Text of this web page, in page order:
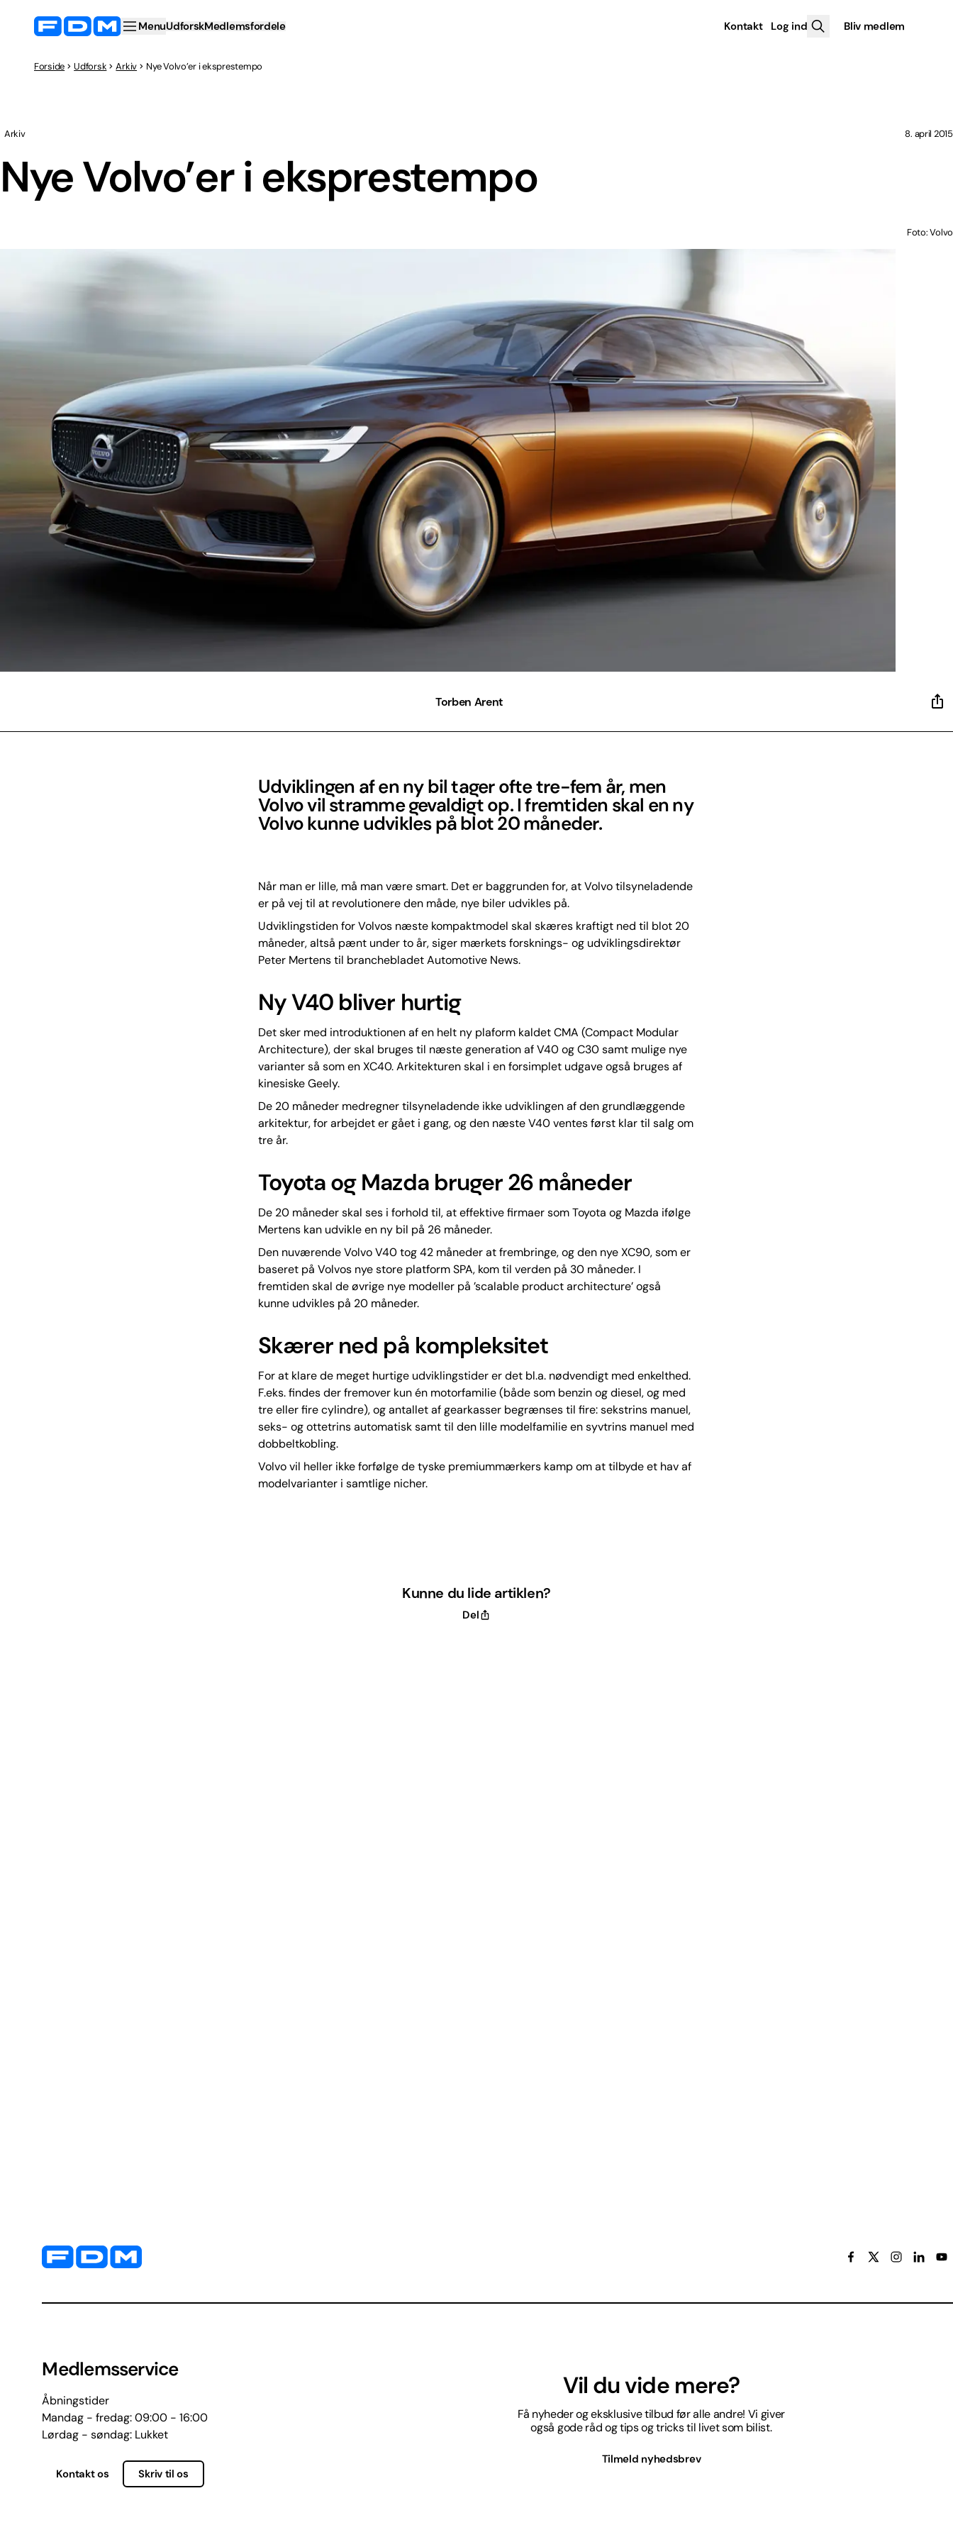
MenuUdforskMedlemsfordele Kontakt Log ind Bliv medlem
Forside Udforsk Arkiv Nye Volvo’er i eksprestempo
Nye Volvo’er i eksprestempo
Arkiv 8. april 2015
Foto: Volvo
Torben Arent
Udviklingen af en ny bil tager ofte tre-fem år, men
Volvo vil stramme gevaldigt op. I fremtiden skal en ny
Volvo kunne udvikles på blot 20 måneder.
Når man er lille, må man være smart. Det er baggrunden for, at Volvo tilsyneladende
er på vej til at revolutionere den måde, nye biler udvikles på.
Udviklingstiden for Volvos næste kompaktmodel skal skæres kraftigt ned til blot 20
måneder, altså pænt under to år, siger mærkets forsknings- og udviklingsdirektør
Peter Mertens til branchebladet Automotive News.
Ny V40 bliver hurtig
Det sker med introduktionen af en helt ny plaform kaldet CMA (Compact Modular
Architecture), der skal bruges til næste generation af V40 og C30 samt mulige nye
varianter så som en XC40. Arkitekturen skal i en forsimplet udgave også bruges af
kinesiske Geely.
De 20 måneder medregner tilsyneladende ikke udviklingen af den grundlæggende
arkitektur, for arbejdet er gået i gang, og den næste V40 ventes først klar til salg om
tre år.
Toyota og Mazda bruger 26 måneder
De 20 måneder skal ses i forhold til, at effektive firmaer som Toyota og Mazda ifølge
Mertens kan udvikle en ny bil på 26 måneder.
Den nuværende Volvo V40 tog 42 måneder at frembringe, og den nye XC90, som er
baseret på Volvos nye store platform SPA, kom til verden på 30 måneder. I
fremtiden skal de øvrige nye modeller på ’scalable product architecture’ også
kunne udvikles på 20 måneder.
Skærer ned på kompleksitet
For at klare de meget hurtige udviklingstider er det bl.a. nødvendigt med enkelthed.
F.eks. findes der fremover kun én motorfamilie (både som benzin og diesel, og med
tre eller fire cylindre), og antallet af gearkasser begrænses til fire: sekstrins manuel,
seks- og ottetrins automatisk samt til den lille modelfamilie en syvtrins manuel med
dobbeltkobling.
Volvo vil heller ikke forfølge de tyske premiummærkers kamp om at tilbyde et hav af
modelvarianter i samtlige nicher.
Kunne du lide artiklen?
Del
Yderligere information og kontaktoplysninger
Medlemsservice
Åbningstider
Mandag - fredag: 09:00 - 16:00
Lørdag - søndag: Lukket
Kontakt os Skriv til os
Vil du vide mere?
Få nyheder og eksklusive tilbud før alle andre! Vi giver
også gode råd og tips og tricks til livet som bilist.
Tilmeld nyhedsbrev